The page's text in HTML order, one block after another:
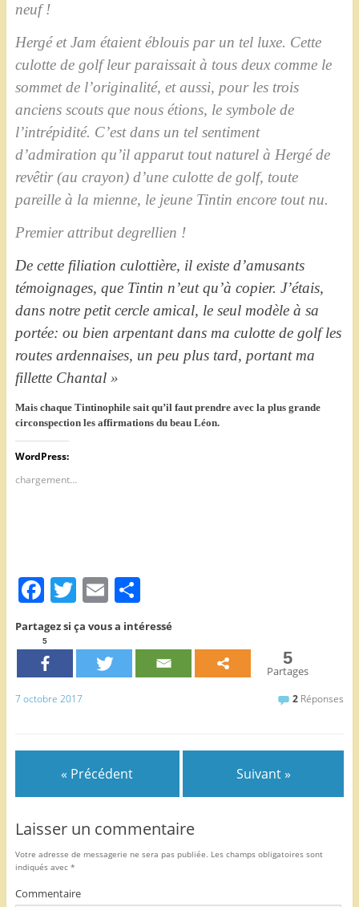
neuf !
Hergé et Jam étaient éblouis par un tel luxe. Cette
culotte de golf leur paraissait à tous deux comme le
sommet de l’originalité, et aussi, pour les trois
anciens scouts que nous étions, le symbole de
l’intrépidité. C’est dans un tel sentiment
d’admiration qu’il apparut tout naturel à Hergé de
revêtir (au crayon) d’une culotte de golf, toute
pareille à la mienne, le jeune Tintin encore tout nu.
Premier attribut degrellien !
De cette filiation culottière, il existe d’amusants
témoignages, que Tintin n’eut qu’à copier. J’étais,
dans notre petit cercle amical, le seul modèle à sa
portée: ou bien arpentant dans ma culotte de golf les
routes ardennaises, un peu plus tard, portant ma
fillette Chantal »
Mais chaque Tintinophile sait qu’il faut prendre avec la plus grande
circonspection les affirmations du beau Léon.
WordPress:
chargement…
F
a
c
e
b
o
T
w
itt
er
E
m
ai
l
P
ar
ta
Partagez si ça vous a intéressé
5
5
Partages
7 octobre 2017 2 Réponses
« Précédent Suivant »
Laisser un commentaire
Votre adresse de messagerie ne sera pas publiée. Les champs obligatoires sont
indiqués avec *
Commentaire